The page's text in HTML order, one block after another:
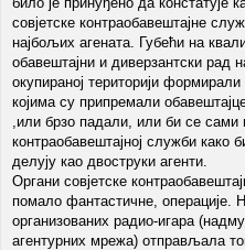
совјетске контраобавештајне
најбољих агената. Губећи на
обавештајни и диверзантски рад
окупираној територији
којима су припремали
,или брзо падали, или би се сами
контраобавештајној служби
делују као двоструки агенти.
Органи совјетске
помало фантастичне, операције.
организованих радио-игара
агентурних мрежа) отправљала